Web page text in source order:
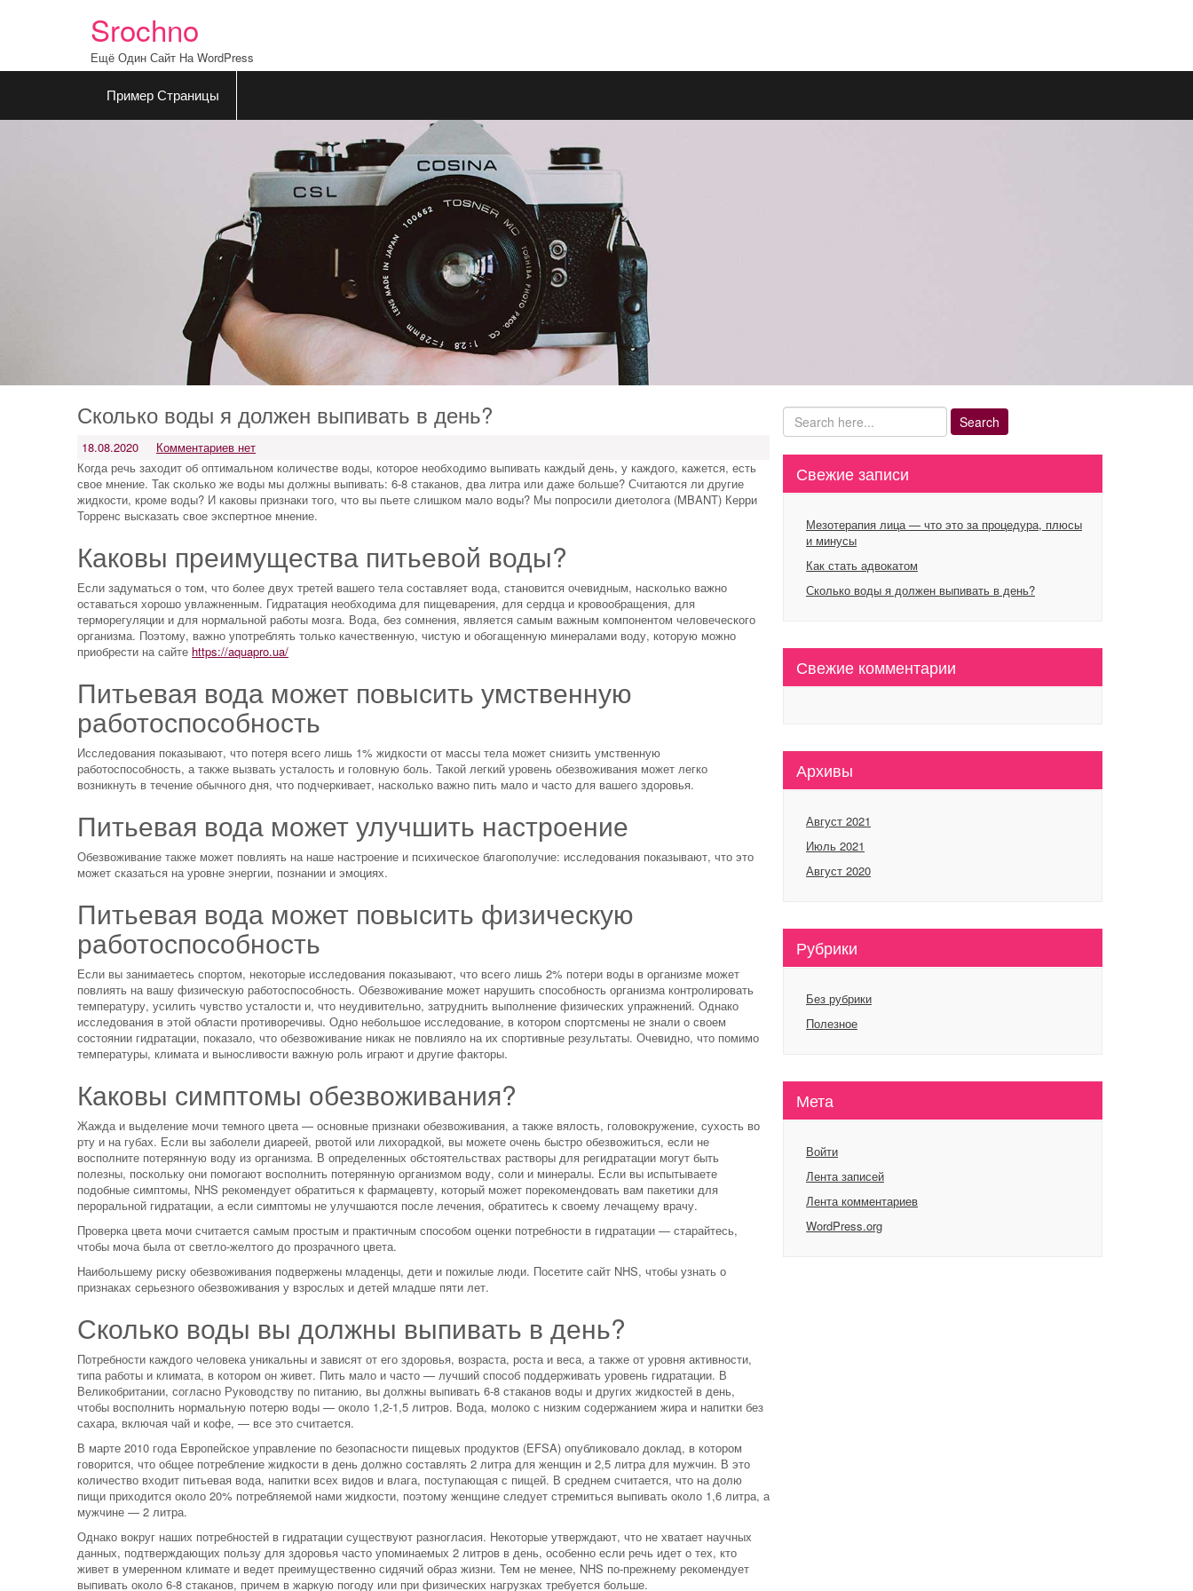
Srochno
Ещё Один Сайт На WordPress
Пример Страницы
Сколько воды я должен выпивать в день?
18.08.2020
Комментариев нет
Когда речь заходит об оптимальном количестве воды, которое необходимо выпивать каждый день, у каждого, кажется, есть
свое мнение. Так сколько же воды мы должны выпивать: 6-8 стаканов, два литра или даже больше? Считаются ли другие
жидкости, кроме воды? И каковы признаки того, что вы пьете слишком мало воды? Мы попросили диетолога (MBANT) Керри
Торренс высказать свое экспертное мнение.
Каковы преимущества питьевой воды?
Если задуматься о том, что более двух третей вашего тела составляет вода, становится очевидным, насколько важно
оставаться хорошо увлажненным. Гидратация необходима для пищеварения, для сердца и кровообращения, для
терморегуляции и для нормальной работы мозга. Вода, без сомнения, является самым важным компонентом человеческого
организма. Поэтому, важно употреблять только качественную, чистую и обогащенную минералами воду, которую можно
приобрести на сайте https://aquapro.ua/
Питьевая вода может повысить умственную
работоспособность
Исследования показывают, что потеря всего лишь 1% жидкости от массы тела может снизить умственную
работоспособность, а также вызвать усталость и головную боль. Такой легкий уровень обезвоживания может легко
возникнуть в течение обычного дня, что подчеркивает, насколько важно пить мало и часто для вашего здоровья.
Питьевая вода может улучшить настроение
Обезвоживание также может повлиять на наше настроение и психическое благополучие: исследования показывают, что это
может сказаться на уровне энергии, познании и эмоциях.
Питьевая вода может повысить физическую
работоспособность
Если вы занимаетесь спортом, некоторые исследования показывают, что всего лишь 2% потери воды в организме может
повлиять на вашу физическую работоспособность. Обезвоживание может нарушить способность организма контролировать
температуру, усилить чувство усталости и, что неудивительно, затруднить выполнение физических упражнений. Однако
исследования в этой области противоречивы. Одно небольшое исследование, в котором спортсмены не знали о своем
состоянии гидратации, показало, что обезвоживание никак не повлияло на их спортивные результаты. Очевидно, что помимо
температуры, климата и выносливости важную роль играют и другие факторы.
Каковы симптомы обезвоживания?
Жажда и выделение мочи темного цвета — основные признаки обезвоживания, а также вялость, головокружение, сухость во
рту и на губах. Если вы заболели диареей, рвотой или лихорадкой, вы можете очень быстро обезвожиться, если не
восполните потерянную воду из организма. В определенных обстоятельствах растворы для регидратации могут быть
полезны, поскольку они помогают восполнить потерянную организмом воду, соли и минералы. Если вы испытываете
подобные симптомы, NHS рекомендует обратиться к фармацевту, который может порекомендовать вам пакетики для
пероральной гидратации, а если симптомы не улучшаются после лечения, обратитесь к своему лечащему врачу.
Проверка цвета мочи считается самым простым и практичным способом оценки потребности в гидратации — старайтесь,
чтобы моча была от светло-желтого до прозрачного цвета.
Наибольшему риску обезвоживания подвержены младенцы, дети и пожилые люди. Посетите сайт NHS, чтобы узнать о
признаках серьезного обезвоживания у взрослых и детей младше пяти лет.
Сколько воды вы должны выпивать в день?
Потребности каждого человека уникальны и зависят от его здоровья, возраста, роста и веса, а также от уровня активности,
типа работы и климата, в котором он живет. Пить мало и часто — лучший способ поддерживать уровень гидратации. В
Великобритании, согласно Руководству по питанию, вы должны выпивать 6-8 стаканов воды и других жидкостей в день,
чтобы восполнить нормальную потерю воды — около 1,2-1,5 литров. Вода, молоко с низким содержанием жира и напитки без
сахара, включая чай и кофе, — все это считается.
В марте 2010 года Европейское управление по безопасности пищевых продуктов (EFSA) опубликовало доклад, в котором
говорится, что общее потребление жидкости в день должно составлять 2 литра для женщин и 2,5 литра для мужчин. В это
количество входит питьевая вода, напитки всех видов и влага, поступающая с пищей. В среднем считается, что на долю
пищи приходится около 20% потребляемой нами жидкости, поэтому женщине следует стремиться выпивать около 1,6 литра, а
мужчине — 2 литра.
Однако вокруг наших потребностей в гидратации существуют разногласия. Некоторые утверждают, что не хватает научных
данных, подтверждающих пользу для здоровья часто упоминаемых 2 литров в день, особенно если речь идет о тех, кто
живет в умеренном климате и ведет преимущественно сидячий образ жизни. Тем не менее, NHS по-прежнему рекомендует
выпивать около 6-8 стаканов, причем в жаркую погоду или при физических нагрузках требуется больше.
Свежие записи
Мезотерапия лица — что это за процедура, плюсы
и минусы
Как стать адвокатом
Сколько воды я должен выпивать в день?
Свежие комментарии
Архивы
Август 2021
Июль 2021
Август 2020
Рубрики
Без рубрики
Полезное
Мета
Войти
Лента записей
Лента комментариев
WordPress.org